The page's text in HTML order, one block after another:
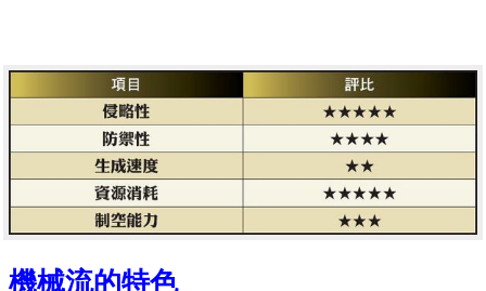
機械流的特色